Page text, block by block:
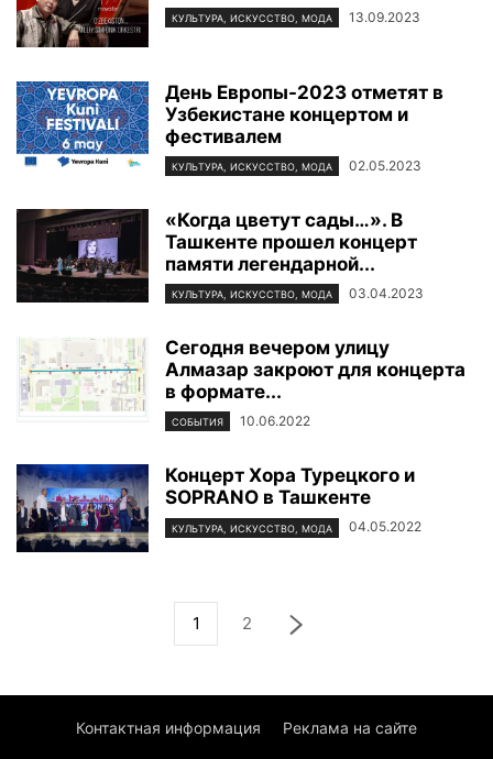
КУЛЬТУРА, ИСКУССТВО, МОДА 13.09.2023
День Европы-2023 отметят в
Узбекистане концертом и
фестивалем
КУЛЬТУРА, ИСКУССТВО, МОДА 02.05.2023
«Когда цветут сады…». В
Ташкенте прошел концерт
памяти легендарной...
КУЛЬТУРА, ИСКУССТВО, МОДА 03.04.2023
Сегодня вечером улицу
Алмазар закроют для концерта
в формате...
СОБЫТИЯ 10.06.2022
Концерт Хора Турецкого и
SOPRANO в Ташкенте
КУЛЬТУРА, ИСКУССТВО, МОДА 04.05.2022
1 2
Контактная информация Реклама на сайте